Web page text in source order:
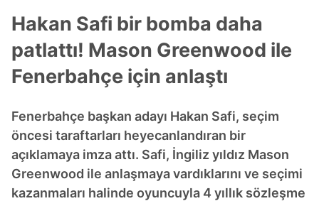
Hakan Safi bir bomba daha
patlattı! Mason Greenwood ile
Fenerbahçe için anlaştı
Fenerbahçe başkan adayı Hakan Safi, seçim
öncesi taraftarları heyecanlandıran bir
açıklamaya imza attı. Safi, İngiliz yıldız Mason
Greenwood ile anlaşmaya vardıklarını ve seçimi
kazanmaları halinde oyuncuyla 4 yıllık sözleşme